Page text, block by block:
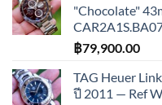
"Chocolate"
฿79,900.00
TAG Heuer
ปี 2011 — Ref